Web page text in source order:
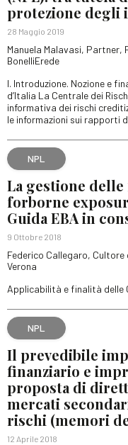
protezione degli
28 Maggio 2019
Manuela Malavasi,
BonelliErede
I. Introduzione. Nozione e
d’Italia La Centrale dei
informativa dei rischi
le informazioni sui rapporti
NPL
La gestione
forborne
Guida EBA in
9 Ottobre 2018
Federico Callegaro, Cultore
Verona
Applicabilità e finalità delle
NPL
Il prevedibile
finanziario e
proposta di
mercati
rischi (memori
12 Aprile 2018